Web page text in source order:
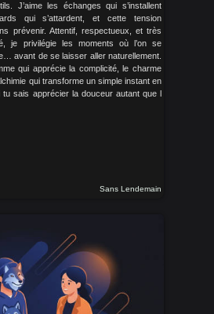
J’aime les échanges qui s’installent
qui s’attardent, et cette tension
prévenir. Attentif, respectueux, et très
je privilégie les moments où l’on se
avant de se laisser aller naturellement.
qui apprécie la complicité, le charme
qui transforme un simple instant en
tu sais apprécier la douceur autant que l
Sans Lendemain